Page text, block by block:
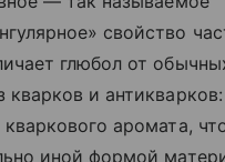
свойство
глюбол от
кварков и
кварковогo аромата,
иной формой